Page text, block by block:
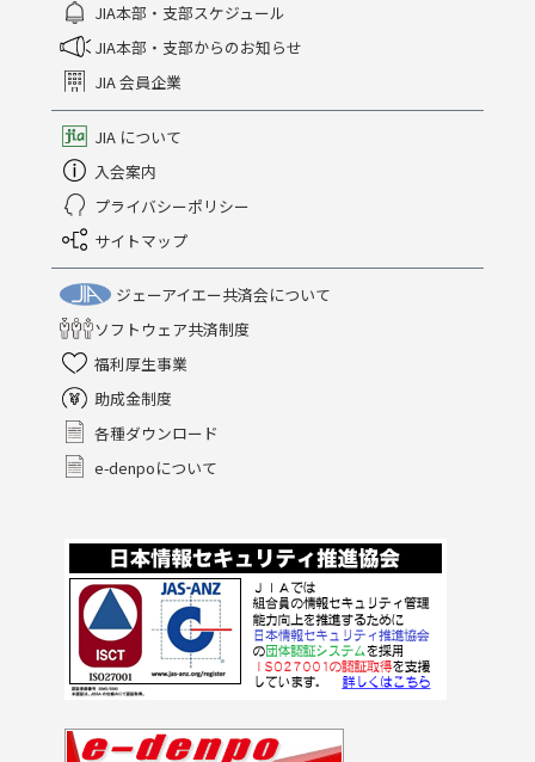
JIA本部・支部スケジュール
JIA本部・支部からのお知らせ
JIA 会員企業
JIA について
入会案内
プライバシーポリシー
サイトマップ
ジェーアイエー共済会について
ソフトウェア共済制度
福利厚生事業
助成金制度
各種ダウンロード
e-denpoについて